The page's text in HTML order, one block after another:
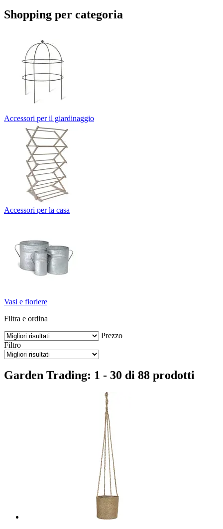
Shopping per categoria
Accessori per il giardinaggio
Accessori per la casa
Vasi e fioriere
Filtra e ordina
Prezzo
Filtro
Garden Trading: 1 - 30 di 88 prodotti